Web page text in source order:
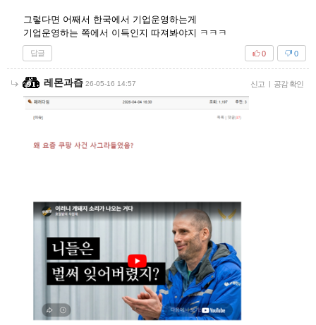
그렇다면 어째서 한국에서 기업운영하는게
기업운영하는 쪽에서 이득인지 따져봐야지 ㅋㅋㅋ
답글 0
0
레몬과즙 26-05-16 14:57 신고 공감 확인